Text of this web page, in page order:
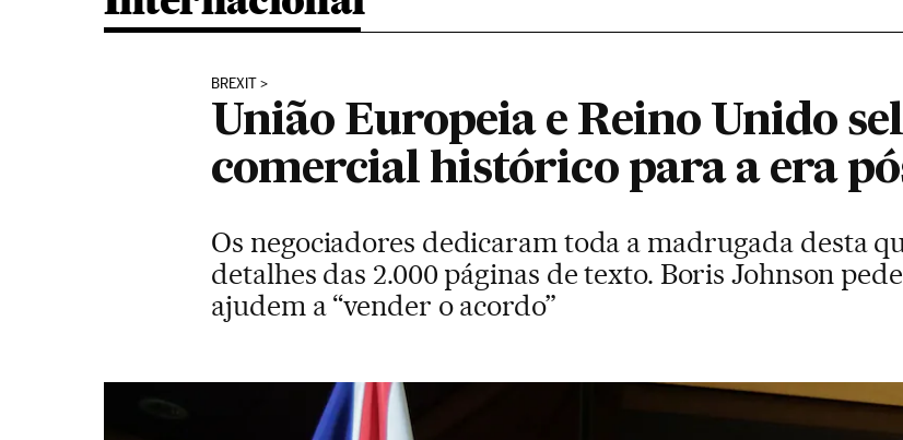
BREXIT
União Europeia e Reino Unido
comercial histórico para a era
Os negociadores dedicaram toda a madrugada desta
detalhes das 2.000 páginas de texto. Boris Johnson
ajudem a “vender o acordo”